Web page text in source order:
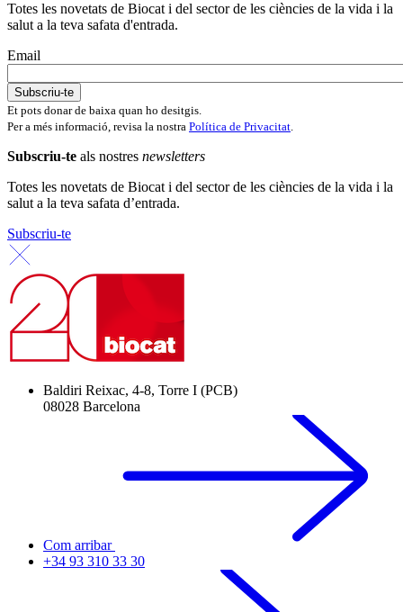
Totes les novetats de Biocat i del sector de les ciències de la vida i la
salut a la teva safata d'entrada.
Email
Et pots donar de baixa quan ho desitgis.
Per a més informació, revisa la nostra Política de Privacitat.
Subscriu-te als nostres newsletters
Totes les novetats de Biocat i del sector de les ciències de la vida i la
salut a la teva safata d’entrada.
Subscriu-te
Baldiri Reixac, 4-8, Torre I (PCB)
08028 Barcelona
Com arribar
+34 93 310 33 30